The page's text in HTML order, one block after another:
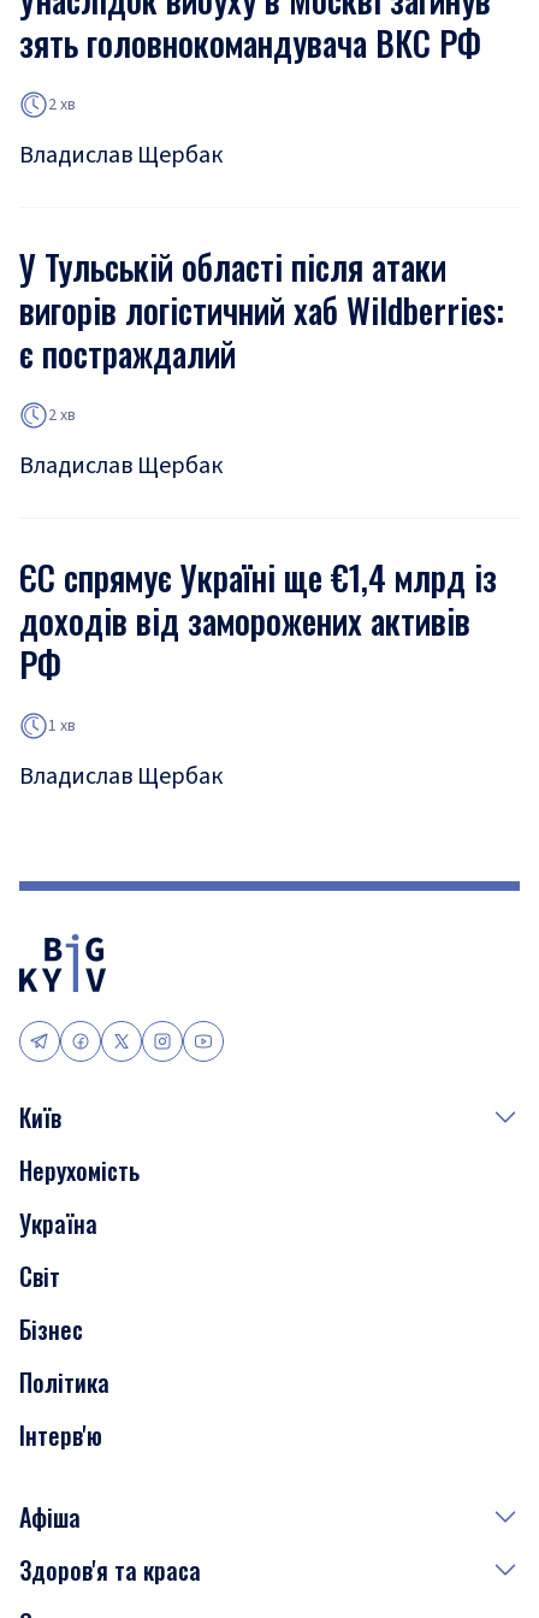
зять головнокомандувача ВКС РФ
2 хв
Владислав Щербак
У Тульській області після атаки
вигорів логістичний хаб Wildberries:
є постраждалий
2 хв
Владислав Щербак
ЄС спрямує Україні ще €1,4 млрд із
доходів від заморожених активів
РФ
1 хв
Владислав Щербак
Київ
Події
Скандали
Нерухомість
Транспорт
Нерухомість
Україна
Світ
Бізнес
Політика
Інтерв'ю
Афіша
Сьогодні
Здоров'я та краса